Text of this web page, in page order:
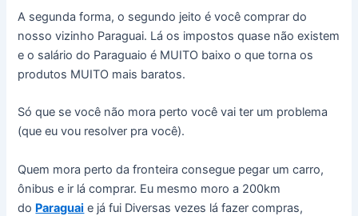
A segunda forma, o segundo jeito é você comprar do
nosso vizinho Paraguai. Lá os impostos quase não existem
e o salário do Paraguaio é MUITO baixo o que torna os
produtos MUITO mais baratos.
Só que se você não mora perto você vai ter um problema
(que eu vou resolver pra você).
Quem mora perto da fronteira consegue pegar um carro,
ônibus e ir lá comprar. Eu mesmo moro a 200km
do Paraguai e já fui Diversas vezes lá fazer compras,